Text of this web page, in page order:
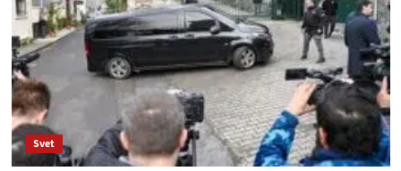
zbrojenie,
na
vojny…
viac
ako
a koľko
%
Svet